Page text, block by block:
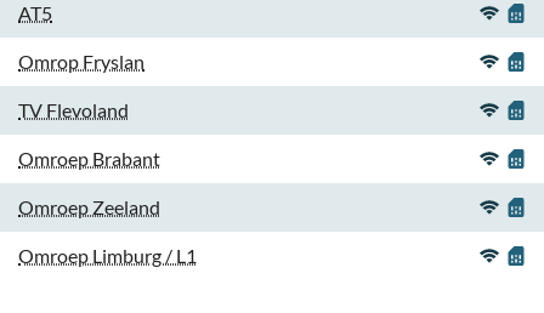
AT5
Omrop Fryslan
TV Flevoland
Omroep Brabant
Omroep Zeeland
Omroep Limburg / L1